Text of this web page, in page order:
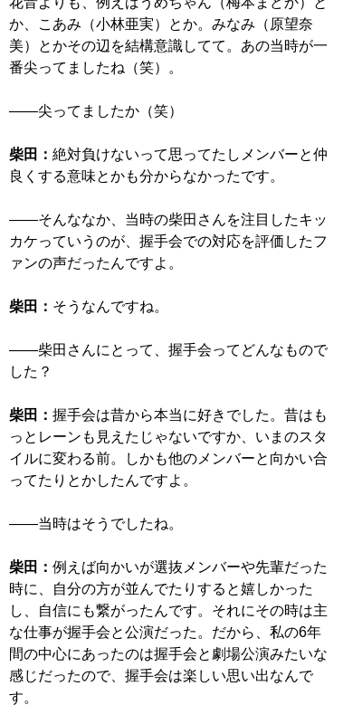
か、こあみ（小林亜実）とか。みなみ（原望奈
美）とかその辺を結構意識してて。あの当時が一
番尖ってましたね（笑）。
――尖ってましたか（笑）
柴田： 絶対負けないって思ってたしメンバーと仲
良くする意味とかも分からなかったです。
――そんななか、当時の柴田さんを注目したキッ
カケっていうのが、握手会での対応を評価したフ
ァンの声だったんですよ。
柴田： そうなんですね。
――柴田さんにとって、握手会ってどんなもので
した？
柴田： 握手会は昔から本当に好きでした。昔はも
っとレーンも見えたじゃないですか、いまのスタ
イルに変わる前。しかも他のメンバーと向かい合
ってたりとかしたんですよ。
――当時はそうでしたね。
柴田： 例えば向かいが選抜メンバーや先輩だった
時に、自分の方が並んでたりすると嬉しかった
し、自信にも繋がったんです。それにその時は主
な仕事が握手会と公演だった。だから、私の6年
間の中心にあったのは握手会と劇場公演みたいな
感じだったので、握手会は楽しい思い出なんで
す。